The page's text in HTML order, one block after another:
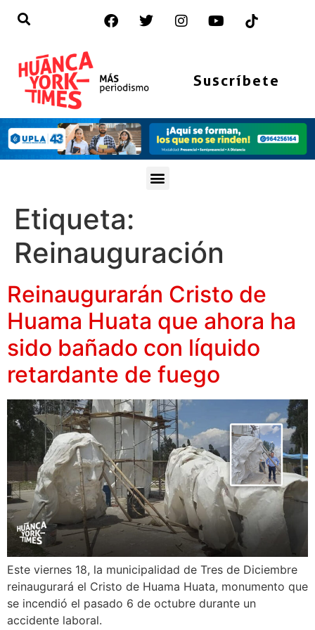
Suscríbete
Etiqueta:
Reinauguración
Reinaugurarán Cristo de
Huama Huata que ahora ha
sido bañado con líquido
retardante de fuego
Este viernes 18, la municipalidad de Tres de Diciembre
reinaugurará el Cristo de Huama Huata, monumento que
se incendió el pasado 6 de octubre durante un
accidente laboral.